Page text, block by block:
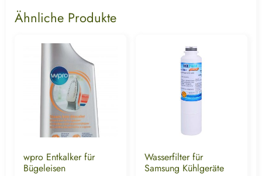
Ähnliche Produkte
wpro Entkalker für
Bügeleisen
Wasserfilter für
Samsung Kühlgeräte